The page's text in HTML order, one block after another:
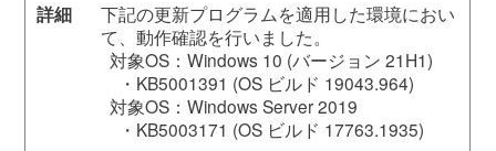
下記の更新プログラムを適用した環境におい
て、動作確認を行いました。
対象OS：Windows 10 (バージョン 21H1)
・KB5001391 (OS ビルド 19043.964)
対象OS：Windows Server 2019
・KB5003171 (OS ビルド 17763.1935)